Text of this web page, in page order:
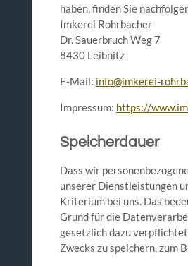
haben, finden Sie
Imkerei Rohrbacher
Dr. Sauerbruch Weg 7
8430 Leibnitz
E-Mail: info@imkerei-
Impressum: https://
Speicherdauer
Dass wir
unserer Dienstleistungen
Kriterium bei uns. Das
Grund für die
gesetzlich dazu
Zwecks zu speichern, zum